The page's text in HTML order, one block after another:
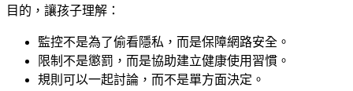
目的，讓孩子理解：
監控不是為了偷看隱私，而是保障網路安全。
限制不是懲罰，而是協助建立健康使用習慣。
規則可以一起討論，而不是單方面決定。